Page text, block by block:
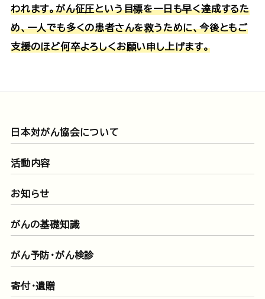
われます。がん征圧という目標を一日も早く達成するた
め、一人でも多くの患者さんを救うために、今後ともご
支援のほど何卒よろしくお願い申し上げます。
日本対がん協会について
活動内容
お知らせ
がんの基礎知識
がん予防・がん検診
寄付・遺贈